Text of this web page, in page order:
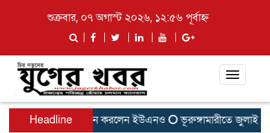
শুক্রবার, ০৭ অগাস্ট ২০২৬, ১২:৫৬ পূর্বাহ্ন
Toggle
Headline
বাসা উদ্বোধন করলেন ইউএনও ভূরুঙ্গামারীতে জুলাই